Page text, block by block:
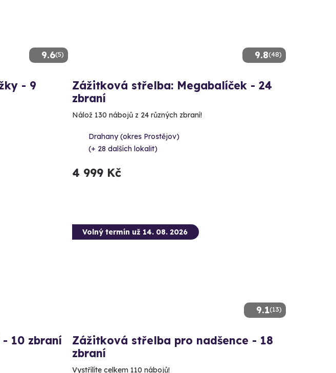
9.6(5)
- 9
9.8(48)
Zážitková střelba: Megabalíček - 24
zbraní
Nálož 130 nábojů z 24 různých zbraní!
Drahany (okres Prostějov)
(+ 28 dalších lokalit)
4 999 Kč
10 zbraní
9.1(13)
Volný termín už 14. 08. 2026
Zážitková střelba pro nadšence - 18
zbraní
Vystřílíte celkem 110 nábojů!